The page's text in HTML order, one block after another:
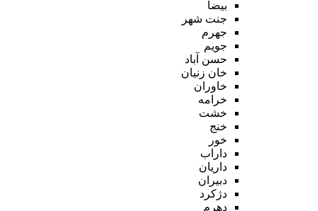
بیضا
جنت شهر
جهرم
جویم
حسن آباد
خان زنیان
خاوران
خرامه
خشت
خنج
خور
داراب
داریان
دبیران
دژکرد
دهرم